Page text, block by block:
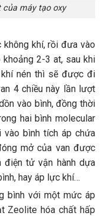
của máy tạo oxy
không khí, rồi đưa vào
2-3 at, sau khi
nén thì sẽ được đi
4 chiều này lần lượt
vào bình, đồng thời
hai bình molecular
bình tích áp chứa
mở của van được
điện tử vận hành dựa
hay áp lực khí…
bình với một mức áp
Zeolite hóa chất hấp